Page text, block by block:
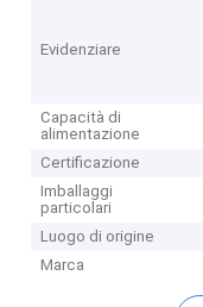
Evidenziare
Capacità di
alimentazione
Certificazione
Imballaggi
particolari
Luogo di origine
Marca